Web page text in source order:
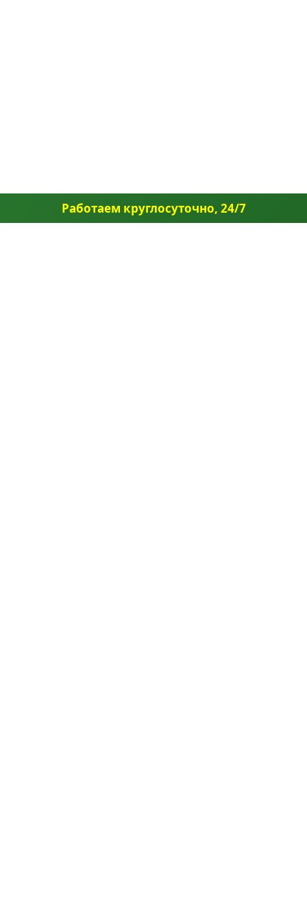
Работаем круглосуточно, 24/7